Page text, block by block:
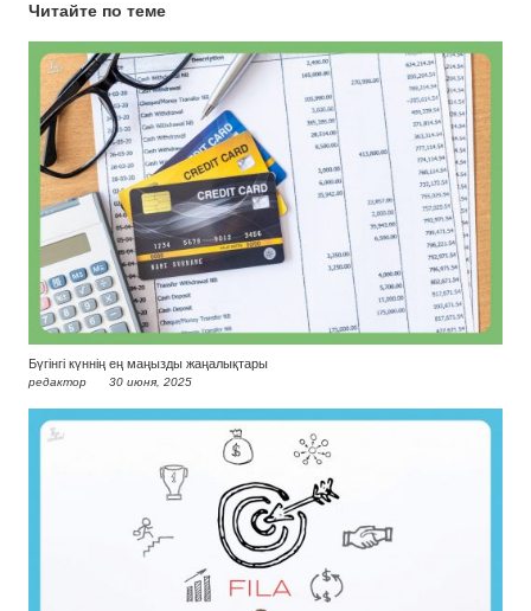
Читайте по теме
Бүгінгі күннің ең маңызды жаңалықтары
редактор 30 июня, 2025